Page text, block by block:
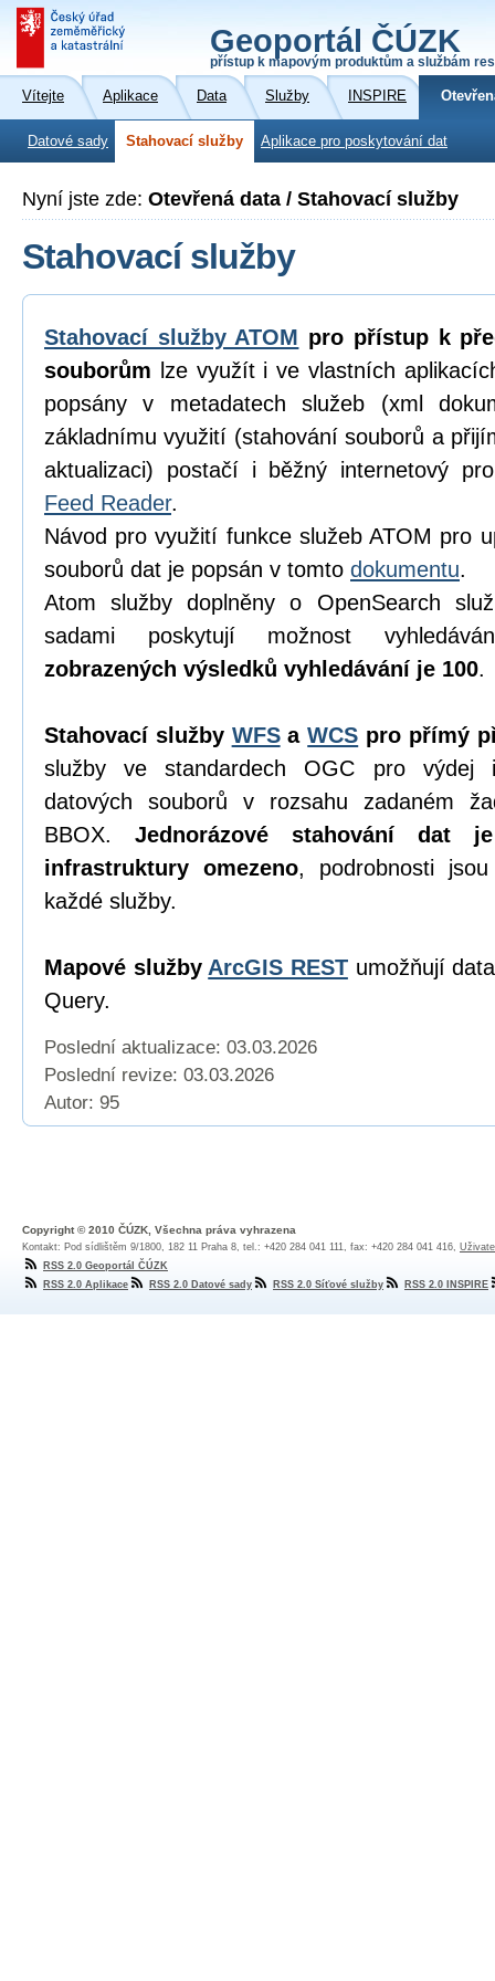
Geoportál ČÚZK
přístup k mapovým produktům a službám
Vítejte Aplikace Data Služby INSPIRE
Datové sady Stahovací služby Aplikace pro poskytování dat
Nyní jste zde: Otevřená data / Stahovací služby
Stahovací služby
Stahovací služby ATOM pro přístup k
souborům lze využít i ve vlastních
popsány v metadatech služeb (xml
základnímu využití (stahování souborů a
aktualizaci) postačí i běžný internetový
Feed Reader.
Návod pro využití funkce služeb ATOM pro
souborů dat je popsán v tomto dokumentu.
Atom služby doplněny o OpenSearch
sadami poskytují možnost
zobrazených výsledků vyhledávání je 100.
Stahovací služby WFSaWCS pro přímý
služby ve standardech OGC pro výdej
datových souborů v rozsahu zadaném
BBOX. Jednorázové stahování dat
infrastruktury omezeno, podrobnosti
každé služby.
Mapové služby ArcGIS RESTumožňují
Query.
Poslední aktualizace: 03.03.2026
Poslední revize: 03.03.2026
Autor: 95
Copyright © 2010 ČÚZK, Všechna práva vyhrazena
Kontakt: Pod sídlištěm 9/1800, 182 11 Praha 8, tel.: +420 284 041 111, fax: +420 284 041 416,
RSS 2.0 Geoportál ČÚZK
RSS 2.0 Aplikace
RSS 2.0 Datové sady RSS 2.0 Síťové služby RSS 2.0 INSPIRE